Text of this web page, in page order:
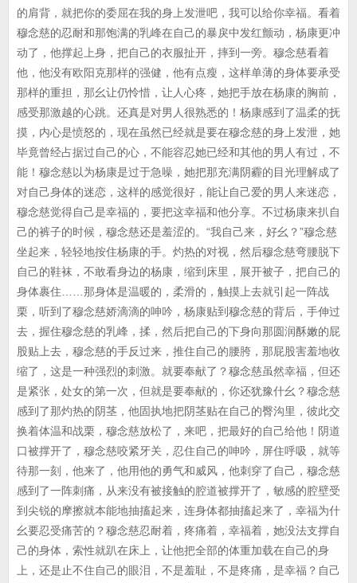
的肩背，就把你的委屈在我的身上发泄吧，我可以给你幸福。看着
穆念慈的忍耐和那饱满的乳峰在自己的暴戾中发红颤动，杨康更冲
动了，他撑起上身，把自己的衣服扯开，摔到一旁。穆念慈看着
他，他没有欧阳克那样的强健，他有点瘦，这样单薄的身体要承受
那样的重担，那幺让仍怜惜，让人心疼，她把手放在杨康的胸前，
感受那激越的心跳。还真是对男人很熟悉的！杨康感到了温柔的抚
摸，内心是愤怒的，现在虽然已经就是要在穆念慈的身上发泄，她
毕竟曾经占据过自己的心，不能容忍她已经和其他的男人有过，不
能！穆念慈以为杨康是过于急噪，她把那充满阴霾的目光理解成了
对自己身体的迷恋，这样的感觉很好，能让自己爱的男人来迷恋，
穆念慈觉得自己是幸福的，要把这幸福和他分享。不过杨康来扒自
己的裤子的时候，穆念慈还是羞涩的。“我自己来，好幺？”穆念慈
坐起来，轻轻地按住杨康的手。灼热的对视，然后穆念慈弯腰脱下
自己的鞋袜，不敢看身边的杨康，缩到床里，展开被子，把自己的
身体裹住……那身体是温暖的，柔滑的，触摸上去就引起一阵战
栗，听到了穆念慈娇滴滴的呻吟，杨康贴到穆念慈的背后，手伸过
去，握住穆念慈的乳峰，揉，然后把自己的下身向那圆润酥嫩的屁
股贴上去，穆念慈的手反过来，推住自己的腰胯，那屁股害羞地收
缩了，这是一种强烈的刺激。就要奉献了？穆念慈虽然幸福，但还
是紧张，处女的第一次，但就是要奉献的，你还犹豫什幺？穆念慈
感到了那灼热的阴茎，他固执地把阴茎贴在自己的臀沟里，彼此交
换着体温和战栗，穆念慈放松了，来吧，把最好的自己给他！阴道
口被撑开了，穆念慈咬紧牙关，忍住自己的呻吟，屏住呼吸，就等
待那一刻，他来了，他用他的勇气和威风，他刺穿了自己，穆念慈
感到了一阵刺痛，从来没有被接触的腔道被撑开了，敏感的腔壁受
到尖锐的摩擦就本能地抽搐起来，连身体都抽搐起来了，幸福为什
幺要忍受痛苦的？穆念慈忍耐着，疼痛着，幸福着，她没法支撑自
己的身体，索性就趴在床上，让他把全部的体重加载在自己的身
上，还是止不住自己的眼泪，不是羞耻，不是疼痛，是幸福？自己